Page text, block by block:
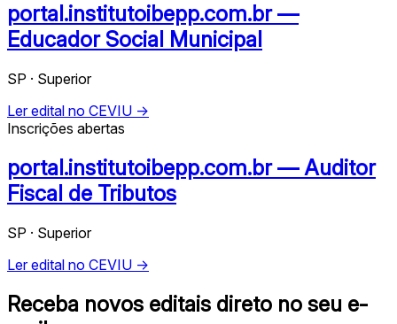
portal.institutoibepp.com.br —
Educador Social Municipal
SP · Superior
Ler edital no CEVIU →
Inscrições abertas
portal.institutoibepp.com.br — Auditor
Fiscal de Tributos
SP · Superior
Ler edital no CEVIU →
Receba novos editais direto no seu e-